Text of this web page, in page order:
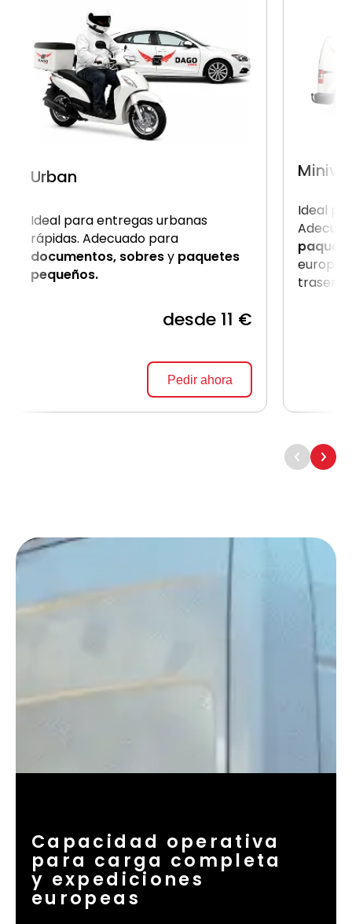
Urban
Ideal para entregas urbanas
rápidas. Adecuado para
documentos, sobresy paquetes
pequeños.
desde 11 €
Pedir ahora
Ideal
trasera.
Capacidad operativa
para carga completa
y expediciones
europeas